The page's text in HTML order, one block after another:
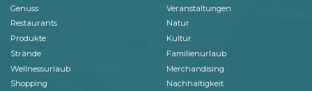
Genuss
Restaurants
Produkte
Strände
Wellnessurlaub
Shopping
Veranstaltungen
Natur
Kultur
Familienurlaub
Merchandising
Nachhaltigkeit